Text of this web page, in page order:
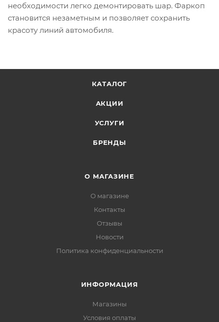
необходимости легко демонтировать шар. Фаркоп
становится незаметным и позволяет сохранить
красоту линий автомобиля.
КАТАЛОГ
АКЦИИ
УСЛУГИ
БРЕНДЫ
О МАГАЗИНЕ
О магазине
Контакты
Отзывы
Новости
Политика конфиденциальности
ИНФОРМАЦИЯ
Магазины
Условия оплаты